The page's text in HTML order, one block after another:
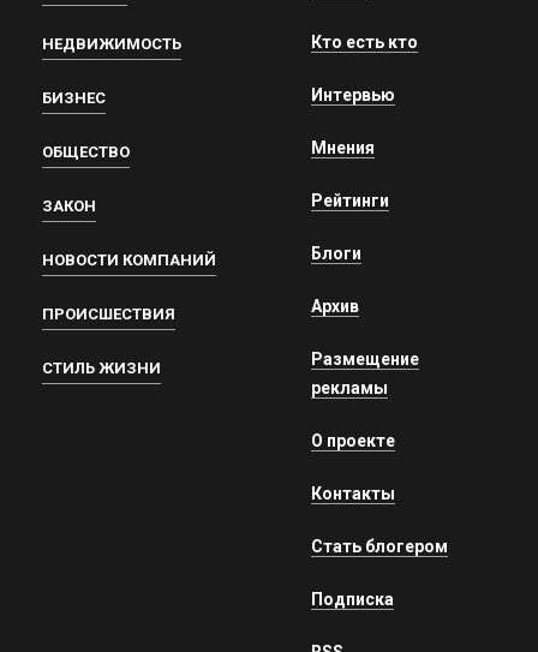
НЕДВИЖИМОСТЬ
БИЗНЕС
ОБЩЕСТВО
ЗАКОН
НОВОСТИ КОМПАНИЙ
ПРОИСШЕСТВИЯ
СТИЛЬ ЖИЗНИ
Кто есть кто
Интервью
Мнения
Рейтинги
Блоги
Архив
Размещение
рекламы
О проекте
Контакты
Стать блогером
Подписка